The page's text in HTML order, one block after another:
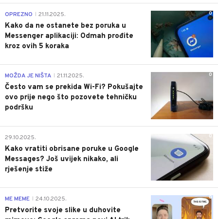
0
OPREZNO 21.11.2025.
Kako da ne ostanete bez poruka u
Messenger aplikaciji: Odmah prođite
kroz ovih 5 koraka
0
MOŽDA JE NIŠTA 21.11.2025.
Često vam se prekida Wi-Fi? Pokušajte
ovo prije nego što pozovete tehničku
podršku
0
29.10.2025.
Kako vratiti obrisane poruke u Google
Messages? Još uvijek nikako, ali
rješenje stiže
0
ME MEME 24.10.2025.
Pretvorite svoje slike u duhovite